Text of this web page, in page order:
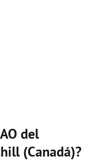
del
(Canadá)?